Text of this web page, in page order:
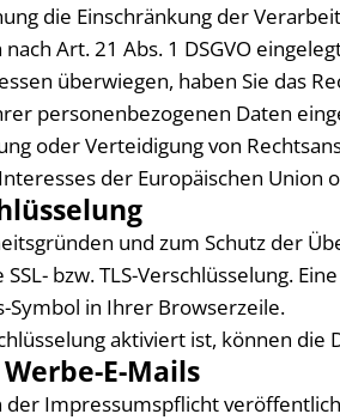
die Einschränkung der
Art. 21 Abs. 1 DSGVO
überwiegen, haben Sie das
personenbezogenen Daten
oder Verteidigung von
der Europäischen
und zum Schutz der
bzw. TLS-Verschlüsselung.
Symbol in Ihrer Browserzeile.
aktiviert ist, können
E-Mails
der Impressumspflicht